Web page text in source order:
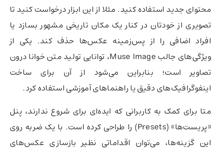
محتوای جدید استفاده کنید. مثلا از این ابزار درخواست کنید تا
تصویری از خودتان در کنار یک مکان تاریخی مشهور بسازد یا
افراد اضافی را از پس‌زمینه عکس‌ها حذف کند. یکی از
ویژگی‌های جالب Muse Image، توانایی تولید متن خوانا درون
تصاویر است؛ بنابراین می‌شود از آن برای ساخت
اینفوگرافیک‌های دقیق یا راهنماهای آموزشی استفاده کرد.
متا برای کمک به کاربرانی که ایده‌ای برای شروع ندارند، پنل
«پریست‌ها» (Presets) را طراحی کرده است. با یک ضربه روی
این گزینه‌ها، می‌توان اقداماتی نظیر بازسازی عکس‌های